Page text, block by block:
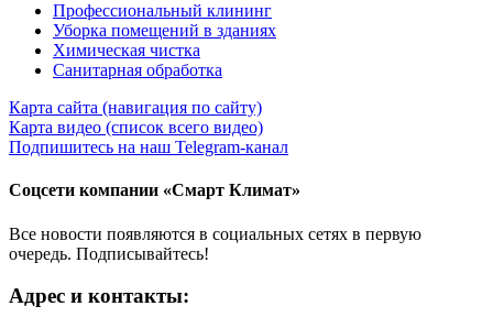
Профессиональный клининг
Уборка помещений в зданиях
Химическая чистка
Санитарная обработка
Карта сайта (навигация по сайту)
Карта видео (список всего видео)
Подпишитесь на наш Telegram-канал
Соцсети компании «Смарт Климат»
Все новости появляются в социальных сетях в первую
очередь. Подписывайтесь!
Адрес и контакты: